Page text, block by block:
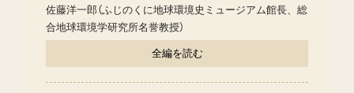
佐藤洋一郎（ふじのくに地球環境史ミュージアム館長、総
合地球環境学研究所名誉教授）
全編を読む